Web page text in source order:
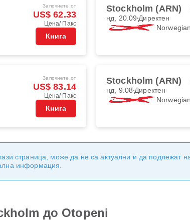
Започнете от
US$ 62.33
Цена/ Пакс
Книга
Stockholm (ARN)
нд, 20.09 Директен
Започнете от
US$ 83.14
Цена/ Пакс
Книга
Stockholm (ARN)
нд, 9.08 Директен
страница, може да не са актуални и да подлежат
информация.
до Otopeni